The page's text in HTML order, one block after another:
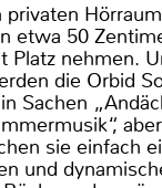
etwa 50
Platz nehmen.
die Orbid
Sachen
sie einfach
und